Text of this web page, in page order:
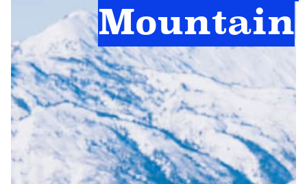
Mountain